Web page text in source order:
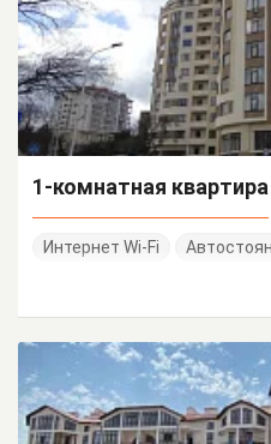
Интернет Wi-Fi